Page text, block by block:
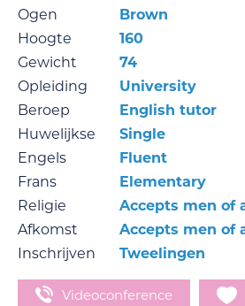
Ogen
Brown
Hoogte
160
Gewicht
74
Opleiding
University
Beroep
English tutor
Huwelijkse
Single
Engels
Fluent
Frans
Elementary
Religie
Accepts men of
Afkomst
Accepts men of
Inschrijven
Tweelingen
Videoconference